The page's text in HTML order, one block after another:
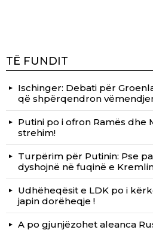
TË FUNDIT
Ischinger: Debati për
që shpërqendron
Putini po i ofron Ramës dhe
strehim!
Turpërim për Putinin: Pse
dyshojnë në fuqinë e
Udhëheqësit e LDK po i
japin dorëheqje !
A po gjunjëzohet aleanca